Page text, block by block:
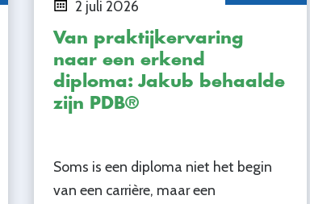
2 juli 2026
Van praktijkervaring
naar een erkend
diploma: Jakub behaalde
zijn PDB®
Soms is een diploma niet het begin
van een carrière, maar een